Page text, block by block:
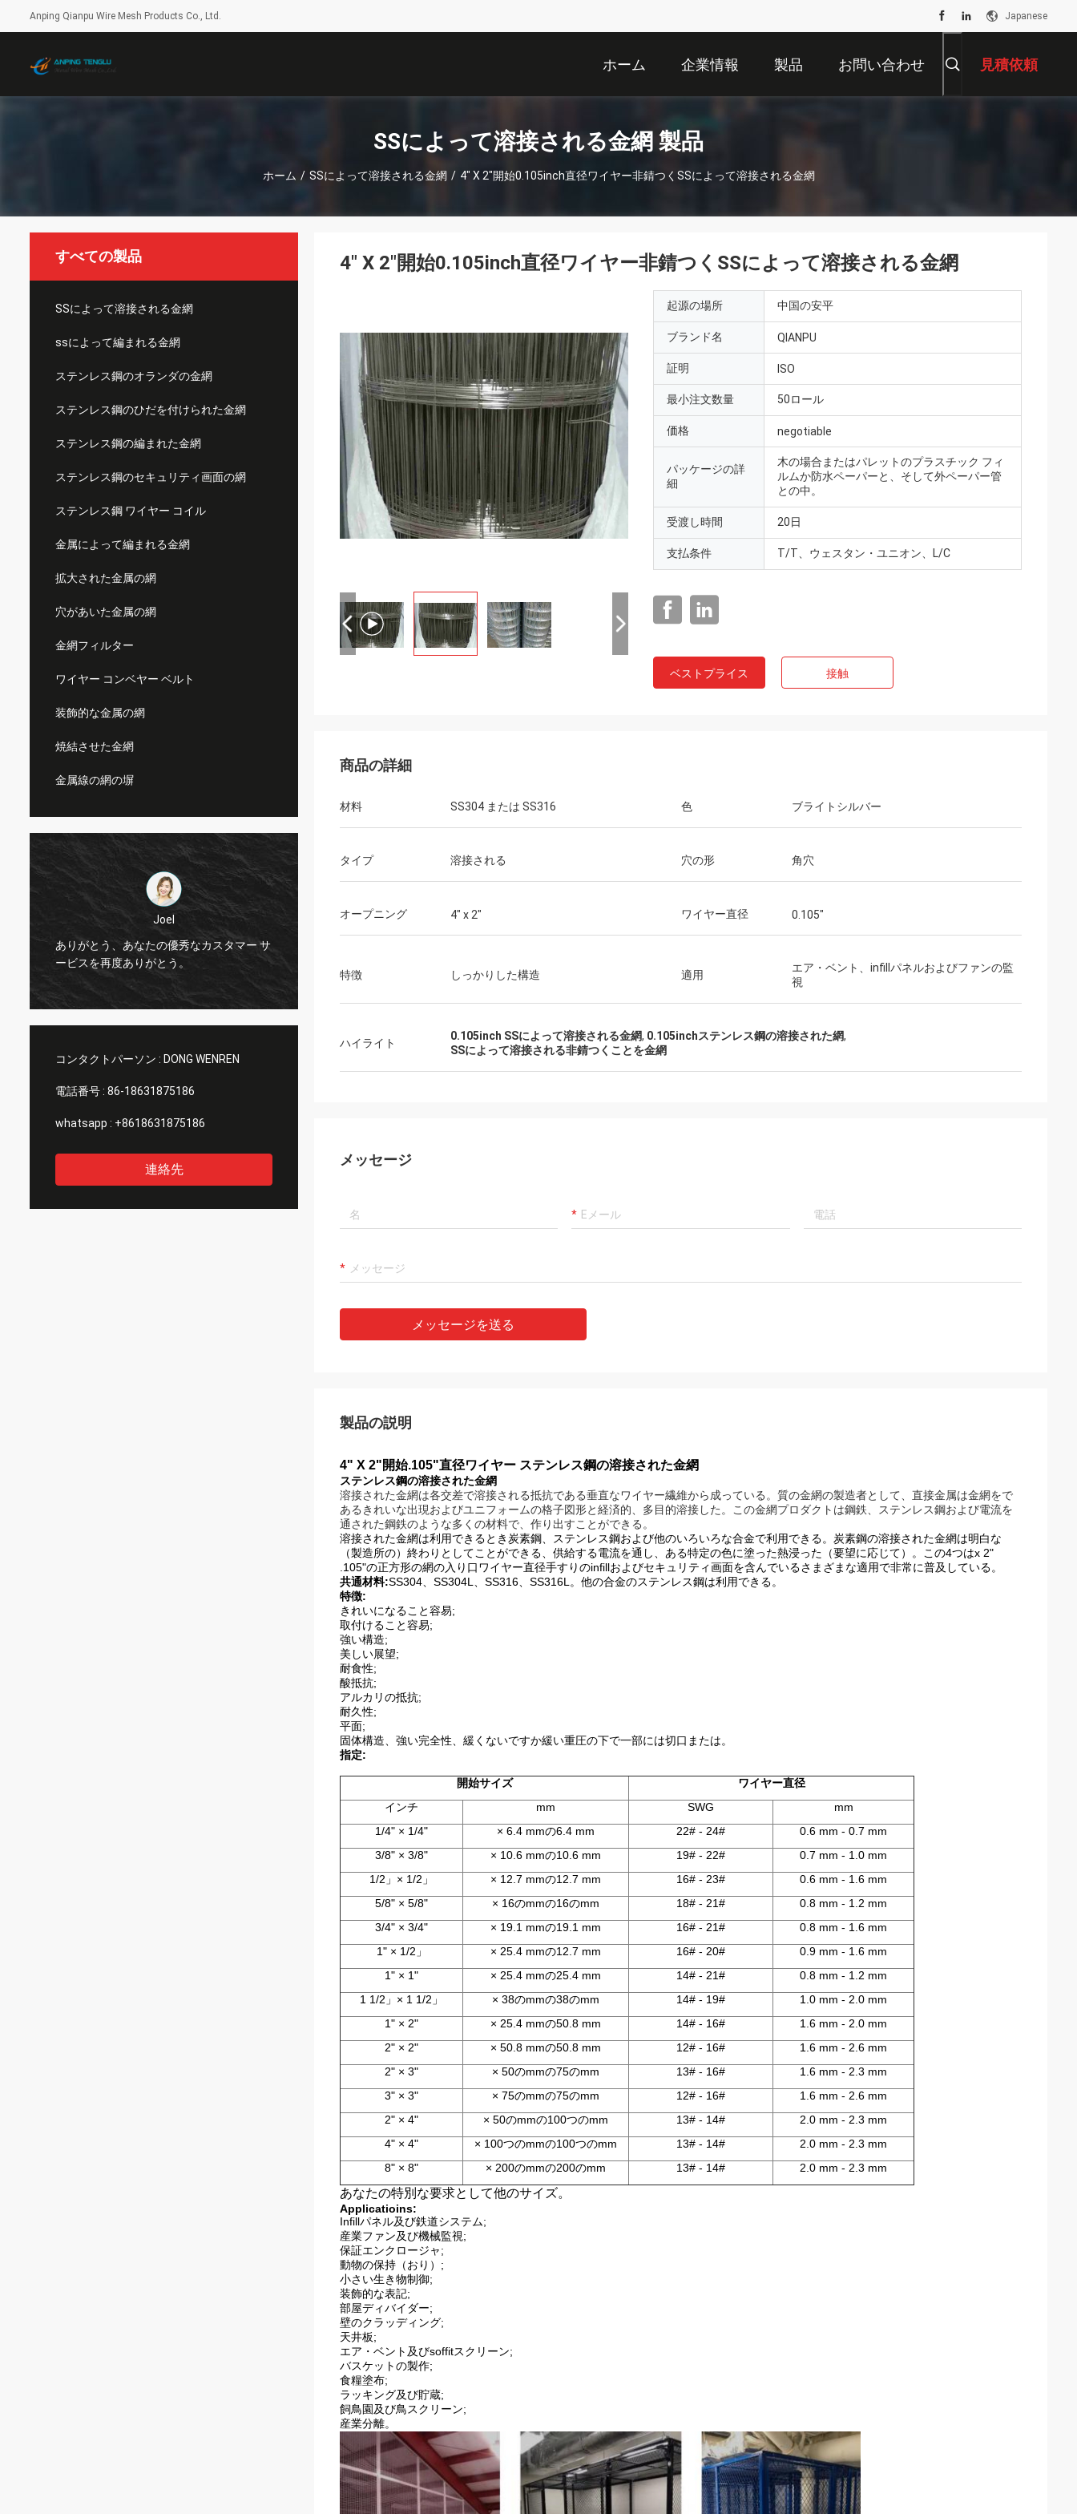
Anping Qianpu Wire Mesh Products Co., Ltd. Japanese
ホーム 企業情報 製品 お問い合わせ 見積依頼
SSによって溶接される金網 製品
ホーム / SSによって溶接される金網 / 4" X 2"開始0.105inch直径ワイヤー非錆つくSSによって溶接される金網
すべての製品
SSによって溶接される金網
ssによって編まれる金網
ステンレス鋼のオランダの金網
ステンレス鋼のひだを付けられた金網
ステンレス鋼の編まれた金網
ステンレス鋼のセキュリティ画面の網
ステンレス鋼 ワイヤー コイル
金属によって編まれる金網
拡大された金属の網
穴があいた金属の網
金網フィルター
ワイヤー コンベヤー ベルト
装飾的な金属の網
焼結させた金網
金属線の網の塀
Joel
ありがとう、あなたの優秀なカスタマー サ
ービスを再度ありがとう。
コンタクトパーソン : DONG WENREN
電話番号 : 86-18631875186
whatsapp : +8618631875186
連絡先
4" X 2"開始0.105inch直径ワイヤー非錆つくSSによって溶接される金網
起源の場所 中国の安平
ブランド名 QIANPU
証明 ISO
最小注文数量 50ロール
価格 negotiable
パッケージの詳
細
木の場合またはパレットのプラスチック フィ
ルムか防水ペーパーと、そして外ペーパー管
との中。
受渡し時間 20日
支払条件 T/T、ウェスタン・ユニオン、L/C
ベストプライス 接触
商品の詳細
材料 SS304 または SS316 色 ブライトシルバー
タイプ 溶接される 穴の形 角穴
オープニング 4" x 2" ワイヤー直径 0.105"
特徴 しっかりした構造 適用
エア・ベント、infillパネルおよびファンの監
視
ハイライト
0.105inch SSによって溶接される金網, 0.105inchステンレス鋼の溶接された網,
SSによって溶接される非錆つくことを金網
メッセージ
メッセージを送る
製品の説明
4" X 2"開始.105"直径ワイヤー ステンレス鋼の溶接された金網
ステンレス鋼の溶接された金網
溶接された金網は各交差で溶接される抵抗である垂直なワイヤー繊維から成っている。質の金網の製造者として、直接金属は金網をで
あるきれいな出現およびユニフォームの格子図形と経済的、多目的溶接した。この金網プロダクトは鋼鉄、ステンレス鋼および電流を
通された鋼鉄のような多くの材料で、作り出すことができる。
溶接された金網は利用できるとき炭素鋼、ステンレス鋼および他のいろいろな合金で利用できる。炭素鋼の溶接された金網は明白な
（製造所の）終わりとしてことができる、供給する電流を通し、ある特定の色に塗った熱浸った（要望に応じて）。この4つはx 2"
.105"の正方形の網の入り口ワイヤー直径手すりのinfillおよびセキュリティ画面を含んでいるさまざまな適用で非常に普及している。
共通材料:SS304、SS304L、SS316、SS316L。他の合金のステンレス鋼は利用できる。
特徴:
きれいになること容易;
取付けること容易;
強い構造;
美しい展望;
耐食性;
酸抵抗;
アルカリの抵抗;
耐久性;
平面;
固体構造、強い完全性、緩くないですか緩い重圧の下で一部には切口または。
指定:
開始サイズ
ワイヤー直径
インチ
mm SWG
mm
1/4" × 1/4"
× 6.4 mmの6.4 mm 22# - 24#
0.6 mm - 0.7 mm
3/8" × 3/8"
× 10.6 mmの10.6 mm 19# - 22#
0.7 mm - 1.0 mm
1/2」× 1/2」
× 12.7 mmの12.7 mm 16# - 23#
0.6 mm - 1.6 mm
5/8" × 5/8"
× 16のmmの16のmm 18# - 21#
0.8 mm - 1.2 mm
3/4" × 3/4"
× 19.1 mmの19.1 mm 16# - 21#
0.8 mm - 1.6 mm
1" × 1/2」
× 25.4 mmの12.7 mm 16# - 20#
0.9 mm - 1.6 mm
1" × 1"
× 25.4 mmの25.4 mm 14# - 21#
0.8 mm - 1.2 mm
1 1/2」× 1 1/2」
× 38のmmの38のmm 14# - 19#
1.0 mm - 2.0 mm
1" × 2"
× 25.4 mmの50.8 mm 14# - 16#
1.6 mm - 2.0 mm
2" × 2"
× 50.8 mmの50.8 mm 12# - 16#
1.6 mm - 2.6 mm
2" × 3"
× 50のmmの75のmm 13# - 16#
1.6 mm - 2.3 mm
3" × 3"
× 75のmmの75のmm 12# - 16#
1.6 mm - 2.6 mm
2" × 4"
× 50のmmの100つのmm 13# - 14#
2.0 mm - 2.3 mm
4" × 4"
× 100つのmmの100つのmm 13# - 14#
2.0 mm - 2.3 mm
8" × 8"
× 200のmmの200のmm 13# - 14# 2.0 mm - 2.3 mm
あなたの特別な要求として他のサイズ。
Applicatioins:
Infillパネル及び鉄道システム;
産業ファン及び機械監視;
保証エンクロージャ;
動物の保持（おり）;
小さい生き物制御;
装飾的な表記;
部屋ディバイダー;
壁のクラッディング;
天井板;
エア・ベント及びsoffitスクリーン;
バスケットの製作;
食糧塗布;
ラッキング及び貯蔵;
飼鳥園及び鳥スクリーン;
産業分離。